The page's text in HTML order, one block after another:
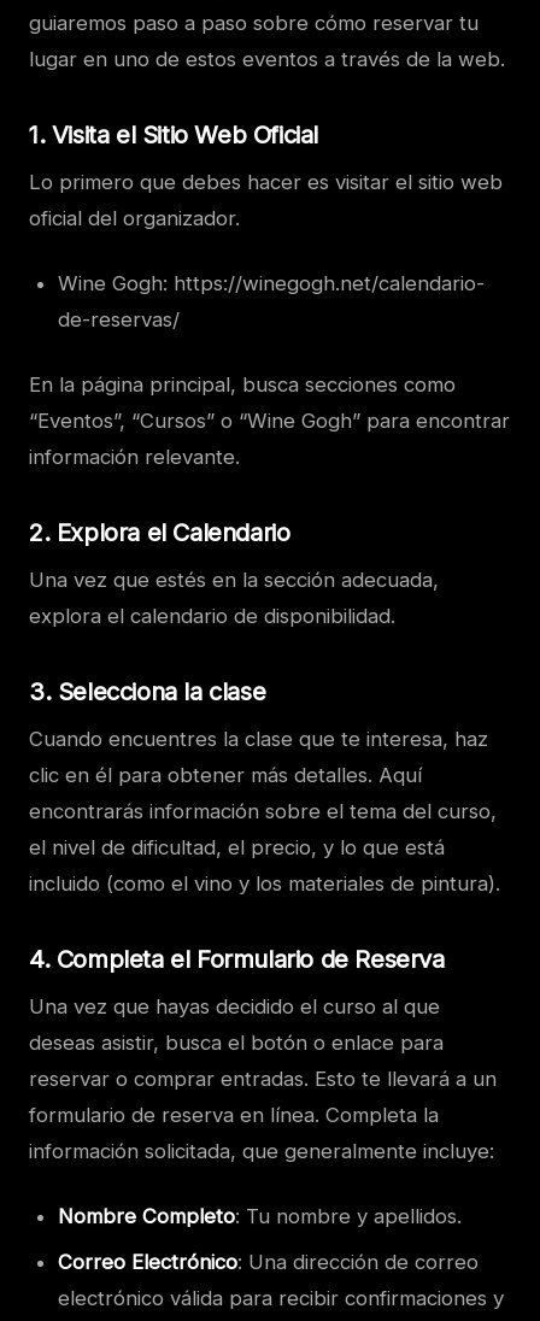
guiaremos paso a paso sobre cómo reservar tu
lugar en uno de estos eventos a través de la web.
1. Visita el Sitio Web Oficial
Lo primero que debes hacer es visitar el sitio web
oficial del organizador.
Wine Gogh: https://winegogh.net/calendario-
de-reservas/
En la página principal, busca secciones como
“Eventos”, “Cursos” o “Wine Gogh” para encontrar
información relevante.
2. Explora el Calendario
Una vez que estés en la sección adecuada,
explora el calendario de disponibilidad.
3. Selecciona la clase
Cuando encuentres la clase que te interesa, haz
clic en él para obtener más detalles. Aquí
encontrarás información sobre el tema del curso,
el nivel de dificultad, el precio, y lo que está
incluido (como el vino y los materiales de pintura).
4. Completa el Formulario de Reserva
Una vez que hayas decidido el curso al que
deseas asistir, busca el botón o enlace para
reservar o comprar entradas. Esto te llevará a un
formulario de reserva en línea. Completa la
información solicitada, que generalmente incluye:
Nombre Completo: Tu nombre y apellidos.
Correo Electrónico: Una dirección de correo
electrónico válida para recibir confirmaciones y